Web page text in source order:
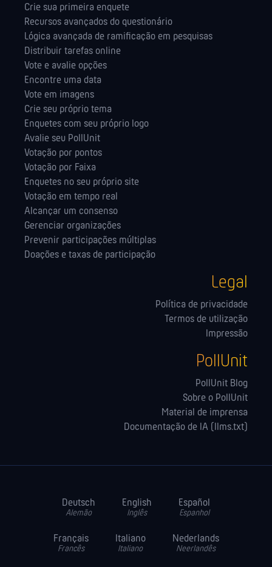
Crie sua primeira enquete
Recursos avançados do questionário
Lógica avançada de ramificação em pesquisas
Distribuir tarefas online
Vote e avalie opções
Encontre uma data
Vote em imagens
Crie seu próprio tema
Enquetes com seu próprio logo
Avalie seu PollUnit
Votação por pontos
Votação por Faixa
Enquetes no seu próprio site
Votação em tempo real
Alcançar um consenso
Gerenciar organizações
Prevenir participações múltiplas
Doações e taxas de participação
Legal
Política de privacidade
Termos de utilização
Impressão
PollUnit
PollUnit Blog
Sobre o PollUnit
Material de imprensa
Documentação de IA (llms.txt)
Deutsch
Alemão
English
Inglês
Español
Espanhol
Français
Francês
Italiano
Italiano
Nederlands
Neerlandês